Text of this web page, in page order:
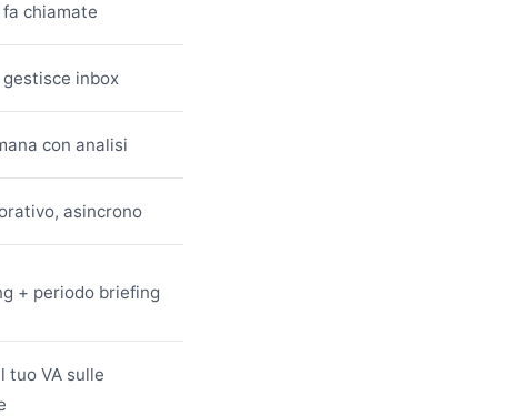
fa chiamate
gestisce inbox
con analisi
asincrono
+ periodo briefing
tuo VA sulle